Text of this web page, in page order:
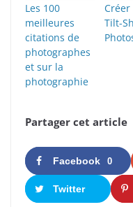
Les 100
meilleures
citations de
photographes
et sur la
photographie
Tilt-
Partager cet article
Facebook 0
Twitter